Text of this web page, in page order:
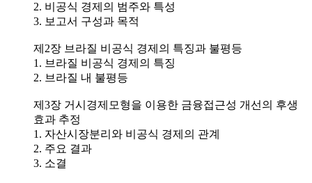
2. 비공식 경제의 범주와 특성
3. 보고서 구성과 목적
제2장 브라질 비공식 경제의 특징과 불평등
1. 브라질 비공식 경제의 특징
2. 브라질 내 불평등
제3장 거시경제모형을 이용한 금융접근성 개선의 후생
효과 추정
1. 자산시장분리와 비공식 경제의 관계
2. 주요 결과
3. 소결